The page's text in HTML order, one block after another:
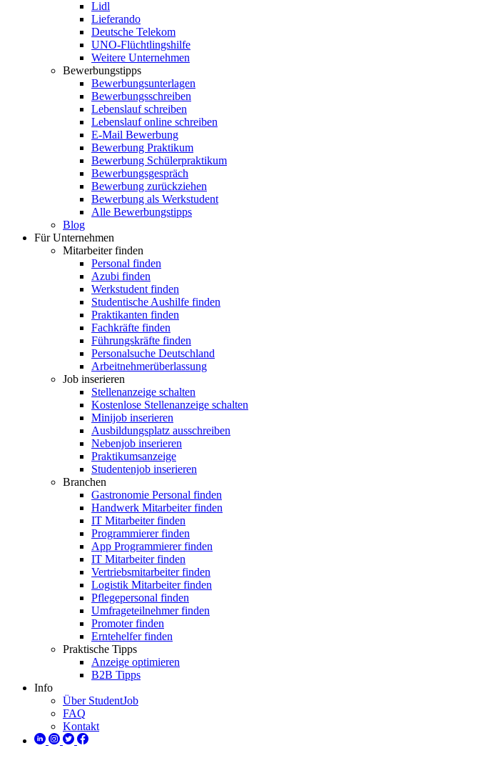
Lidl
Lieferando
Deutsche Telekom
UNO-Flüchtlingshilfe
Weitere Unternehmen
Bewerbungstipps
Bewerbungsunterlagen
Bewerbungsschreiben
Lebenslauf schreiben
Lebenslauf online schreiben
E-Mail Bewerbung
Bewerbung Praktikum
Bewerbung Schülerpraktikum
Bewerbungsgespräch
Bewerbung zurückziehen
Bewerbung als Werkstudent
Alle Bewerbungstipps
Blog
Für Unternehmen
Mitarbeiter finden
Personal finden
Azubi finden
Werkstudent finden
Studentische Aushilfe finden
Praktikanten finden
Fachkräfte finden
Führungskräfte finden
Personalsuche Deutschland
Arbeitnehmerüberlassung
Job inserieren
Stellenanzeige schalten
Kostenlose Stellenanzeige schalten
Minijob inserieren
Ausbildungsplatz ausschreiben
Nebenjob inserieren
Praktikumsanzeige
Studentenjob inserieren
Branchen
Gastronomie Personal finden
Handwerk Mitarbeiter finden
IT Mitarbeiter finden
Programmierer finden
App Programmierer finden
IT Mitarbeiter finden
Vertriebsmitarbeiter finden
Logistik Mitarbeiter finden
Pflegepersonal finden
Umfrageteilnehmer finden
Promoter finden
Erntehelfer finden
Praktische Tipps
Anzeige optimieren
B2B Tipps
Info
Über StudentJob
FAQ
Kontakt